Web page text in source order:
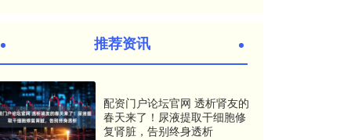
推荐资讯
配资门户论坛官网 透析肾友的
春天来了！尿液提取干细胞修
复肾脏，告别终身透析